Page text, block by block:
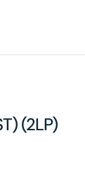
(2LP)